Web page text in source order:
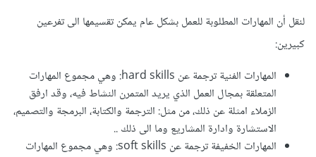
لنقل أن المهارات المطلوبة للعمل بشكل عام يمكن تقسيمها الى تفرعين
كبيرين:
المهارات الفنية ترجمة عن hard skills: وهي مجموع المهارات
المتعلقة بمجال العمل الذي يريد المتمرن النشاط فيه، وقد ارفق
الزملاء امثلة عن ذلك، من مثل: الترجمة والكتابة، البرمجة والتصميم،
الاستشارة وادارة المشاريع وما الى ذلك ..
المهارات الخفيفة ترجمة عن soft skills: وهي مجموع المهارات